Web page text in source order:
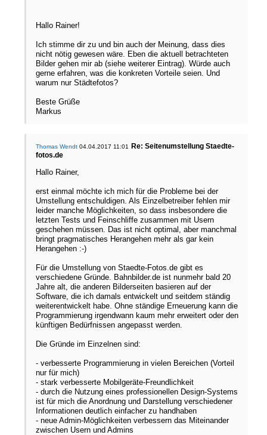
Hallo Rainer!
Ich stimme dir zu und bin auch der Meinung, dass dies
nicht nötig gewesen wäre. Eben die aktuell betrachteten
Bilder gehen mir ab (siehe weiterer Eintrag). Würde auch
gerne erfahren, was die konkreten Vorteile seien. Und
warum nur Städtefotos?
Beste Grüße
Markus
Thomas Wendt04.04.2017 11:01 Re: Seitenumstellung Staedte-
fotos.de
Hallo Rainer,
erst einmal möchte ich mich für die Probleme bei der
Umstellung entschuldigen. Als Einzelbetreiber fehlen mir
leider manche Möglichkeiten, so dass insbesondere die
letzten Tests und Feinschliffe zusammen mit Usern
geschehen müssen. Das ist nicht optimal, aber manchmal
bringt pragmatisches Herangehen mehr als gar kein
Herangehen :-)
Für die Umstellung von Staedte-Fotos.de gibt es
verschiedene Gründe. Bahnbilder.de ist nunmehr bald 20
Jahre alt, die anderen Bilderseiten basieren auf der
Software, die ich damals entwickelt und seitdem ständig
weiterentwickelt habe. Ohne ständige Erneuerung kann die
Programmierung irgendwann kaum mehr erweitert oder den
künftigen Bedürfnissen angepasst werden.
Die Gründe im Einzelnen sind:
- verbesserte Programmierung in vielen Bereichen (Vorteil
nur für mich)
- stark verbesserte Mobilgeräte-Freundlichkeit
- durch die Nutzung eines professionellen Design-Systems
ist für mich die Anordnung und Darstellung verschiedener
Informationen deutlich einfacher zu handhaben
- neue Admin-Möglichkeiten verbessern das Miteinander
zwischen Usern und Admins